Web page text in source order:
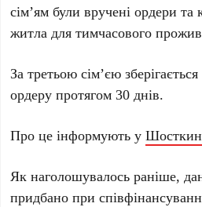
сім’ям були вручені ордери та
житла для тимчасового
За третьою сім’єю
ордеру протягом 30 днів.
Про це інформують у
Як наголошувалось раніше,
придбано при